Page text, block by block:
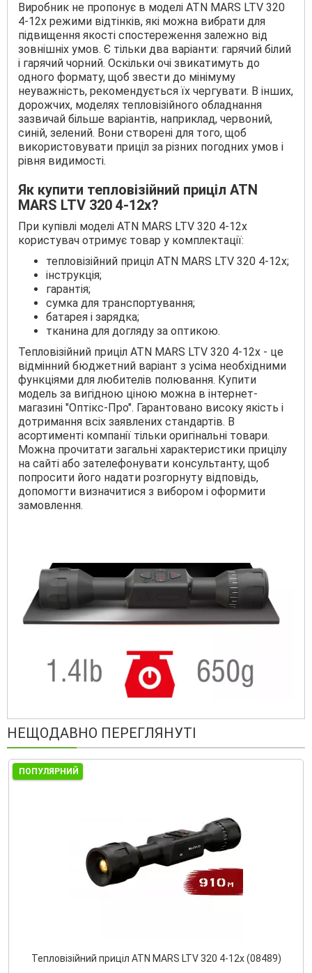
Виробник не пропонує в моделі ATN MARS LTV 320
4-12x режими відтінків, які можна вибрати для
підвищення якості спостереження залежно від
зовнішніх умов. Є тільки два варіанти: гарячий білий
і гарячий чорний. Оскільки очі звикатимуть до
одного формату, щоб звести до мінімуму
неуважність, рекомендується їх чергувати. В інших,
дорожчих, моделях тепловізійного обладнання
зазвичай більше варіантів, наприклад, червоний,
синій, зелений. Вони створені для того, щоб
використовувати приціл за різних погодних умов і
рівня видимості.
Як купити тепловізійний приціл ATN
MARS LTV 320 4-12x?
При купівлі моделі ATN MARS LTV 320 4-12x
користувач отримує товар у комплектації:
тепловізійний приціл ATN MARS LTV 320 4-12x;
інструкція;
гарантія;
сумка для транспортування;
батарея і зарядка;
тканина для догляду за оптикою.
Тепловізійний приціл ATN MARS LTV 320 4-12x - це
відмінний бюджетний варіант з усіма необхідними
функціями для любителів полювання. Купити
модель за вигідною ціною можна в інтернет-
магазині "Оптікс-Про". Гарантовано високу якість і
дотримання всіх заявлених стандартів. В
асортименті компанії тільки оригінальні товари.
Можна прочитати загальні характеристики прицілу
на сайті або зателефонувати консультанту, щоб
попросити його надати розгорнуту відповідь,
допомогти визначитися з вибором і оформити
замовлення.
НЕЩОДАВНО ПЕРЕГЛЯНУТІ
ПОПУЛЯРНИЙ
Тепловізійний приціл ATN MARS LTV 320 4-12x (08489)